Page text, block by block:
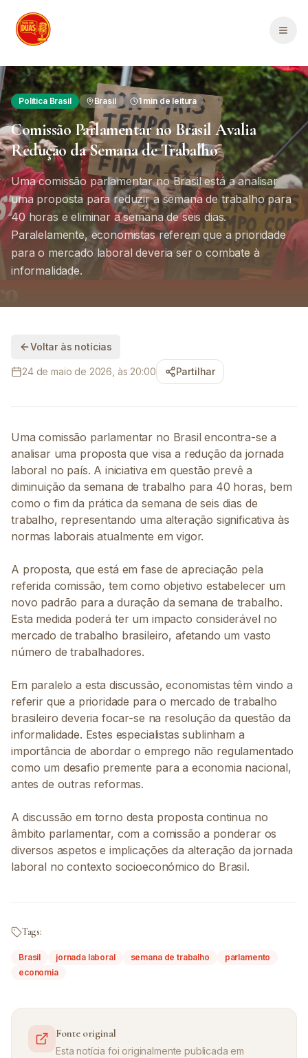
Política Brasil Brasil 1min de leitura
Comissão Parlamentar no Brasil Avalia
Redução da Semana de Trabalho
Uma comissão parlamentar no Brasil está a analisar
uma proposta para reduzir a semana de trabalho para
40 horas e eliminar a semana de seis dias.
Paralelamente, economistas referem que a prioridade
para o mercado laboral deveria ser o combate à
informalidade.
Voltar às notícias
24 de maio de 2026, às 20:00 Partilhar
Uma comissão parlamentar no Brasil encontra-se a
analisar uma proposta que visa a redução da jornada
laboral no país. A iniciativa em questão prevê a
diminuição da semana de trabalho para 40 horas, bem
como o fim da prática da semana de seis dias de
trabalho, representando uma alteração significativa às
normas laborais atualmente em vigor.
A proposta, que está em fase de apreciação pela
referida comissão, tem como objetivo estabelecer um
novo padrão para a duração da semana de trabalho.
Esta medida poderá ter um impacto considerável no
mercado de trabalho brasileiro, afetando um vasto
número de trabalhadores.
Em paralelo a esta discussão, economistas têm vindo a
referir que a prioridade para o mercado de trabalho
brasileiro deveria focar-se na resolução da questão da
informalidade. Estes especialistas sublinham a
importância de abordar o emprego não regulamentado
como um desafio premente para a economia nacional,
antes de outras reformas.
A discussão em torno desta proposta continua no
âmbito parlamentar, com a comissão a ponderar os
diversos aspetos e implicações da alteração da jornada
laboral no contexto socioeconómico do Brasil.
Tags:
Brasil jornada laboral semana de trabalho
parlamento
economia
Fonte original
Esta notícia foi originalmente publicada em